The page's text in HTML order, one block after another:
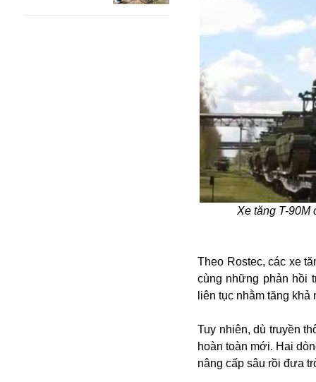
Xe tăng T-90M
Theo Rostec, các xe
cùng những phản hồi
liên tục nhằm tăng
Tuy nhiên, dù truyền
hoàn toàn mới. Hai
nâng cấp sâu rồi đưa